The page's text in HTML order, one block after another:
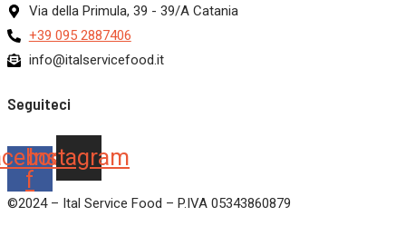
Via della Primula, 39 - 39/A Catania
+39 095 2887406
info@italservicefood.it
Seguiteci
f
Instagram
©2024 – Ital Service Food – P.IVA 05343860879